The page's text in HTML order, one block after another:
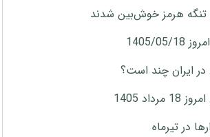
تنگه هرمز خوش‌بین شدند
05/18
ایران چند است؟
1405
در تیرماه